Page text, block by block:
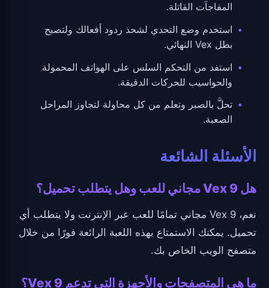
المفاجآت القاتلة.
استخدم وضع التحدي لشحذ ردود أفعالك ولتصبح
بطل Vex النهائي.
استفد من التحكم السلس على الهواتف المحمولة
والحواسيب للحركات الدقيقة.
تحلَّ بالصبر وتعلم من كل محاولة لتجاوز المراحل
الصعبة.
الأسئلة الشائعة
هل Vex 9 مجاني للعب وهل يتطلب تحميل؟
نعم، Vex 9 مجاني تمامًا للعب عبر الإنترنت ولا يتطلب أي
تحميل. يمكنك الاستمتاع بهذه اللعبة الرائعة فورًا من خلال
متصفح الويب الخاص بك.
ما هي المتصفحات والأجهزة التي تدعم Vex 9؟